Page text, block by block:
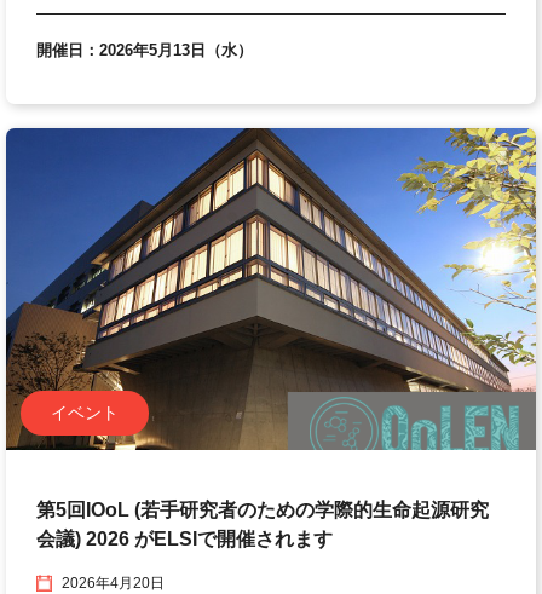
開催日：2026年5月13日（水）
イベント
第5回IOoL (若手研究者のための学際的生命起源研究
会議) 2026 がELSIで開催されます
2026年4月20日